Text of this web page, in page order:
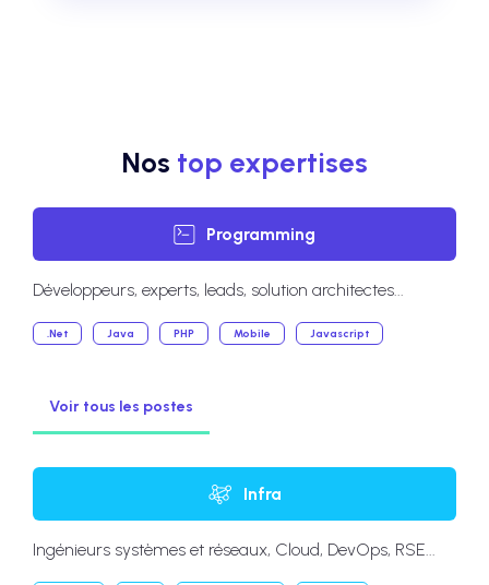
Nos top expertises
Programming
Développeurs, experts, leads, solution architectes...
.Net Java PHP Mobile Javascript
Voir tous les postes
Infra
Ingénieurs systèmes et réseaux, Cloud, DevOps, RSE...